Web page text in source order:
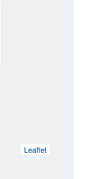
Leaflet